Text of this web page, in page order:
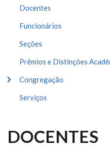
Docentes
Funcionários
Seções
Prêmios e Distinções
Congregação
Serviços
DOCENTES